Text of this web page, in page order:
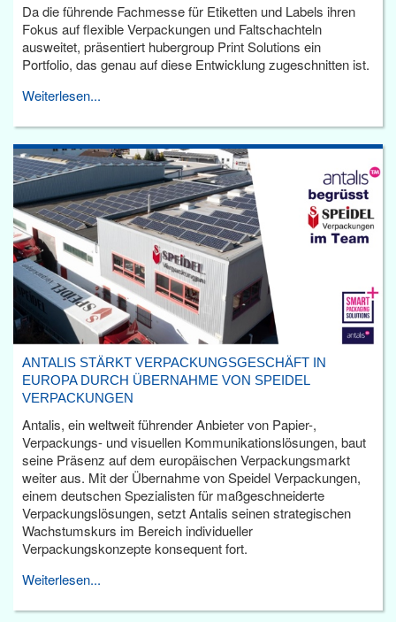
Da die führende Fachmesse für Etiketten und Labels ihren
Fokus auf flexible Verpackungen und Faltschachteln
ausweitet, präsentiert hubergroup Print Solutions ein
Portfolio, das genau auf diese Entwicklung zugeschnitten ist.
Weiterlesen...
ANTALIS STÄRKT VERPACKUNGSGESCHÄFT IN
EUROPA DURCH ÜBERNAHME VON SPEIDEL
VERPACKUNGEN
Antalis, ein weltweit führender Anbieter von Papier-,
Verpackungs- und visuellen Kommunikationslösungen, baut
seine Präsenz auf dem europäischen Verpackungsmarkt
weiter aus. Mit der Übernahme von Speidel Verpackungen,
einem deutschen Spezialisten für maßgeschneiderte
Verpackungslösungen, setzt Antalis seinen strategischen
Wachstumskurs im Bereich individueller
Verpackungskonzepte konsequent fort.
Weiterlesen...